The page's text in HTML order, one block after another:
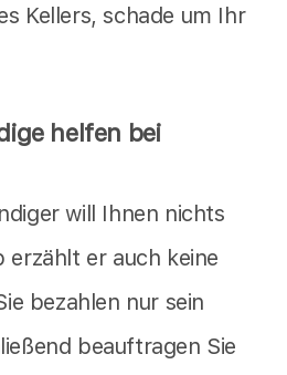
Kellers, schade um Ihr
helfen bei
will Ihnen nichts
erzählt er auch keine
bezahlen nur sein
beauftragen Sie